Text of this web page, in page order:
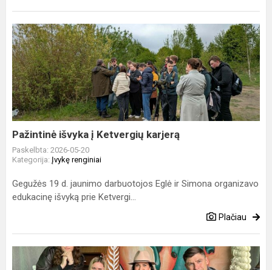
Pažintinė
išvyka
į
Ketvergių
karjerą
Pažintinė išvyka į Ketvergių karjerą
Paskelbta: 2026-05-20
Kategorija: Įvykę renginiai
Gegužės 19 d. jaunimo darbuotojos Eglė ir Simona organizavo
edukacinę išvyką prie Ketvergi...
Plačiau
Gargždų
kūrybos